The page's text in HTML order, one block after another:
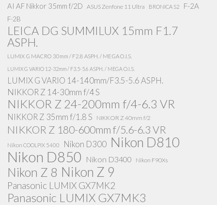
AI AF Nikkor 35mm f/2D ASUS Zenfone 11 Ultra BRONICA S2 F-2A
F-2B
LEICA DG SUMMILUX 15mm F1.7
ASPH.
LUMIX G MACRO 30mm / F2.8 ASPH. / MEGA O.I.S.
LUMIX G VARIO 12-32mm / F3.5-5.6 ASPH. / MEGA O.I.S.
LUMIX G VARIO 14-140mm/F3.5-5.6 ASPH.
NIKKOR Z 14-30mm f/4 S
NIKKOR Z 24-200mm f/4-6.3 VR
NIKKOR Z 35mm f/1.8 S NIKKOR Z 40mm f/2
NIKKOR Z 180-600mm f/5.6-6.3 VR
Nikon COOLPIX 5400 Nikon D300 Nikon D810
Nikon D850 Nikon D3400 Nikon F90Xs
Nikon Z 8 Nikon Z 9
Panasonic LUMIX GX7MK2
Panasonic LUMIX GX7MK3